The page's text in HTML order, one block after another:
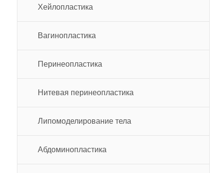
Хейлопластика
Вагинопластика
Перинеопластика
Нитевая перинеопластика
Липомоделирование тела
Абдоминопластика